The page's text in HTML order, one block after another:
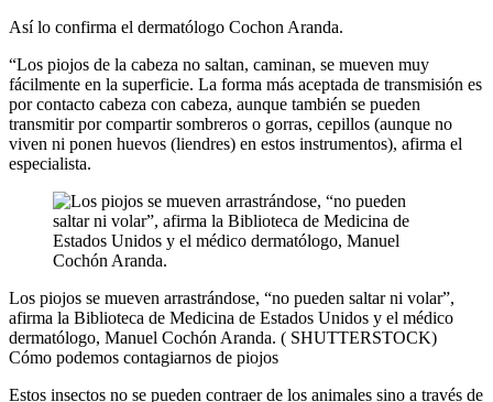
Así lo confirma el dermatólogo Cochon Aranda.
“Los piojos de la cabeza no saltan, caminan, se mueven muy
fácilmente en la superficie. La forma más aceptada de transmisión es
por contacto cabeza con cabeza, aunque también se pueden
transmitir por compartir sombreros o gorras, cepillos (aunque no
viven ni ponen huevos (liendres) en estos instrumentos), afirma el
especialista.
Los piojos se mueven arrastrándose, “no pueden saltar ni volar”,
afirma la Biblioteca de Medicina de Estados Unidos y el médico
dermatólogo, Manuel Cochón Aranda. ( SHUTTERSTOCK)
Cómo podemos contagiarnos de piojos
Estos insectos no se pueden contraer de los animales sino a través de